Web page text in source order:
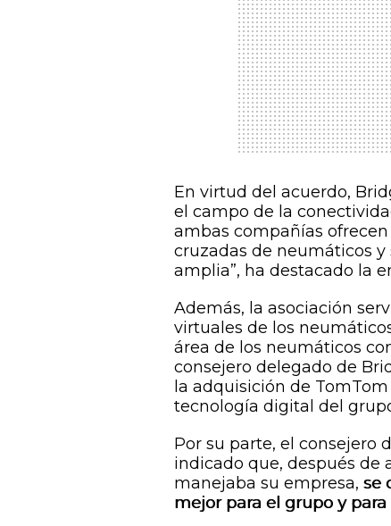
En virtud del acuerdo,
el campo de la
ambas compañías
cruzadas de neumáticos
amplia”, ha destacado la
Además, la asociación
virtuales de los
área de los neumáticos
consejero delegado de
la adquisición de
tecnología digital del
Por su parte, el consejero
indicado que, después de
manejaba su empresa, se
mejor para el grupo y